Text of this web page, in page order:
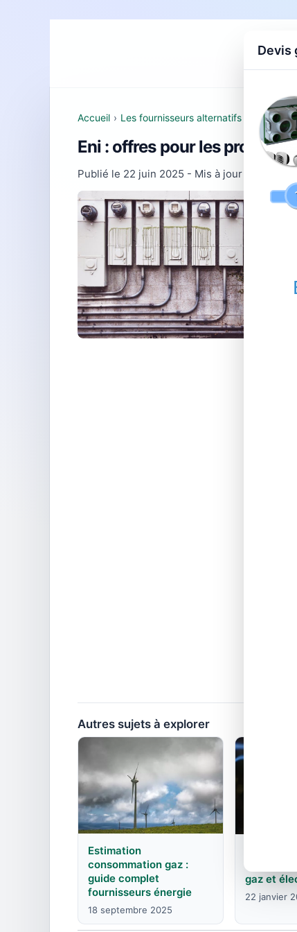
Accueil
Accueil › Les fournisseurs alternatifs
Eni : offres pour les
Publié le 22 juin 2025 - Mis à jour le
Autres sujets à explorer
Estimation
consommation gaz :
guide complet
fournisseurs énergie
18 septembre 2025
gaz et
22 janvier
Devis